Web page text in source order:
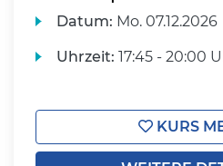
Datum: Mo. 07.12.2026
Uhrzeit: 17:45 - 20:00
KURS